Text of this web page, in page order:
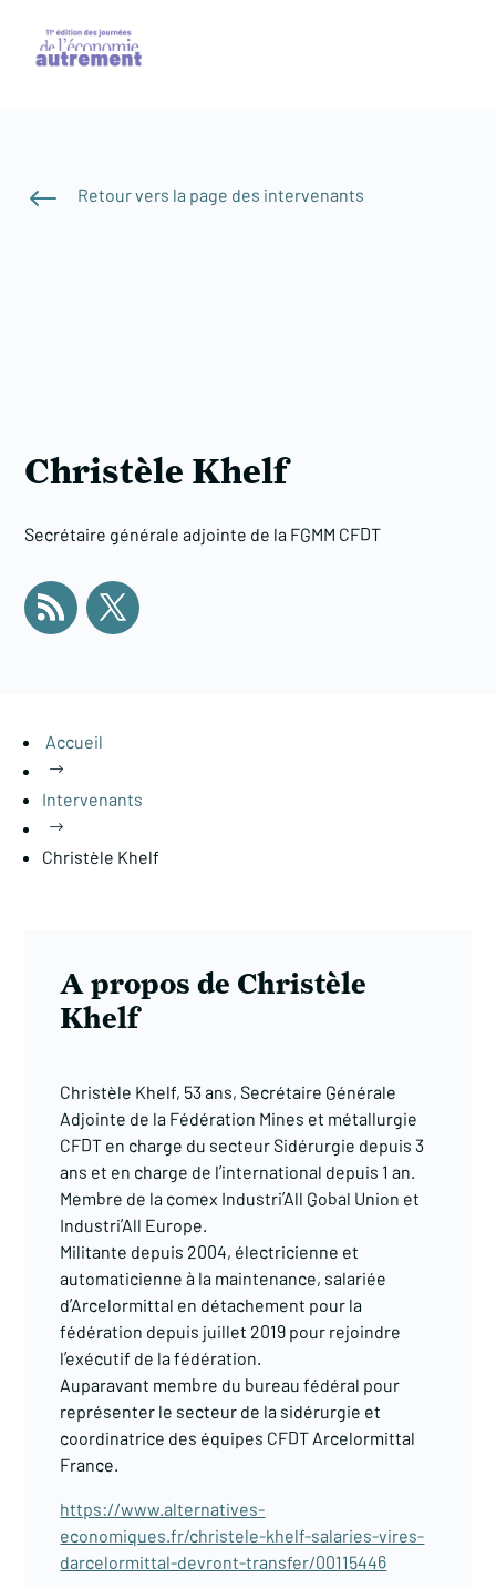
# Retour vers la page des intervenants
Christèle Khelf
Secrétaire générale adjointe de la FGMM CFDT
Accueil
$
Intervenants
$
Christèle Khelf
A propos de Christèle
Khelf
Christèle Khelf, 53 ans, Secrétaire Générale
Adjointe de la Fédération Mines et métallurgie
CFDT en charge du secteur Sidérurgie depuis 3
ans et en charge de l’international depuis 1 an.
Membre de la comex Industri’All Gobal Union et
Industri’All Europe.
Militante depuis 2004, électricienne et
automaticienne à la maintenance, salariée
d’Arcelormittal en détachement pour la
fédération depuis juillet 2019 pour rejoindre
l’exécutif de la fédération.
Auparavant membre du bureau fédéral pour
représenter le secteur de la sidérurgie et
coordinatrice des équipes CFDT Arcelormittal
France.
https://www.alternatives-
economiques.fr/christele-khelf-salaries-vires-
darcelormittal-devront-transfer/00115446